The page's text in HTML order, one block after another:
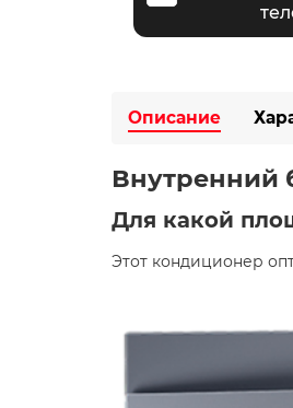
Описание
Внутренний
Для какой
Этот кондиционер